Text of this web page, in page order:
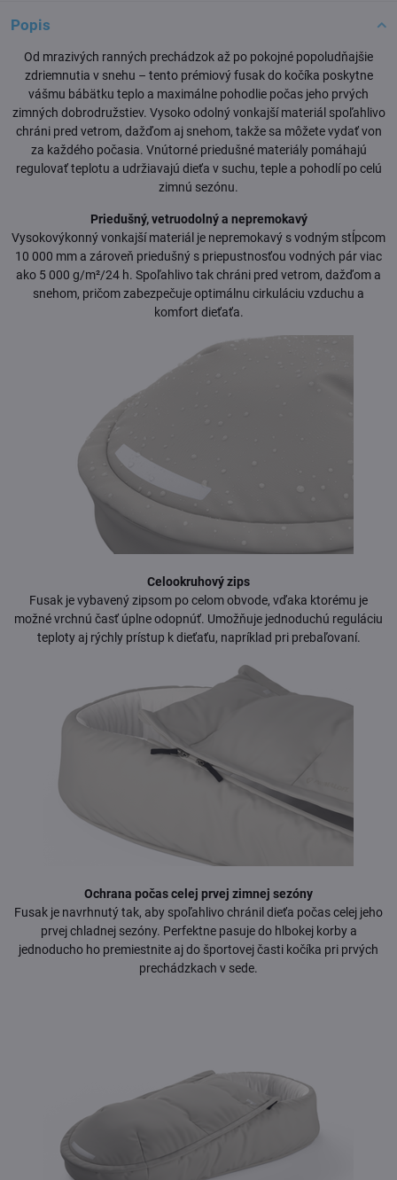
Popis
Od mrazivých ranných prechádzok až po pokojné popoludňajšie
zdriemnutia v snehu – tento prémiový fusak do kočíka poskytne
vášmu bábätku teplo a maximálne pohodlie počas jeho prvých
zimných dobrodružstiev. Vysoko odolný vonkajší materiál spoľahlivo
chráni pred vetrom, dažďom aj snehom, takže sa môžete vydať von
za každého počasia. Vnútorné priedušné materiály pomáhajú
regulovať teplotu a udržiavajú dieťa v suchu, teple a pohodlí po celú
zimnú sezónu.
Priedušný, vetruodolný a nepremokavý
Vysokovýkonný vonkajší materiál je nepremokavý s vodným stĺpcom
10 000 mm a zároveň priedušný s priepustnosťou vodných pár viac
ako 5 000 g/m²/24 h. Spoľahlivo tak chráni pred vetrom, dažďom a
snehom, pričom zabezpečuje optimálnu cirkuláciu vzduchu a
komfort dieťaťa.
Celookruhový zips
Fusak je vybavený zipsom po celom obvode, vďaka ktorému je
možné vrchnú časť úplne odopnúť. Umožňuje jednoduchú reguláciu
teploty aj rýchly prístup k dieťaťu, napríklad pri prebaľovaní.
Ochrana počas celej prvej zimnej sezóny
Fusak je navrhnutý tak, aby spoľahlivo chránil dieťa počas celej jeho
prvej chladnej sezóny. Perfektne pasuje do hlbokej korby a
jednoducho ho premiestnite aj do športovej časti kočíka pri prvých
prechádzkach v sede.